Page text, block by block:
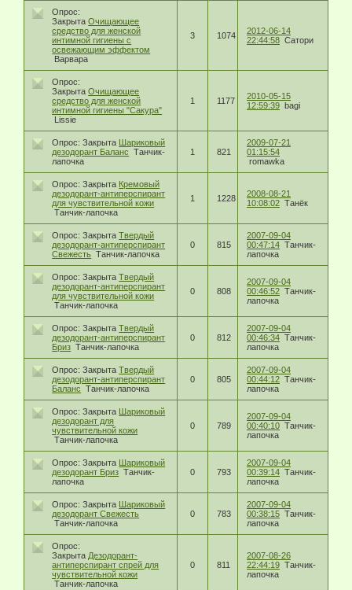
Опрос:
ЗакрытаОчищающее
средство для женской
интимной гигиены с
освежающим эффектом
Варвара
3 1074
2012-06-14
22:44:58 Сатори
Опрос:
ЗакрытаОчищающее
средство для женской
интимной гигиены "Сакура"
Lissie
1 1177
2010-05-15
12:59:39 bagi
Опрос: Закрыта Шариковый
дезодорант Баланс
Танчик-
лапочка
1 821
2009-07-21
01:15:54
romawka
Опрос: Закрыта Кремовый
дезодорант-антиперспирант
для чувствительной кожи
Танчик-лапочка
1 1228
2008-08-21
10:08:02 Танёк
Опрос: ЗакрытаТвердый
дезодорант-антиперспирант
Свежесть Танчик-лапочка
0 815
2007-09-04
00:47:14 Танчик-
лапочка
Опрос: ЗакрытаТвердый
дезодорант-антиперспирант
для чувствительной кожи
Танчик-лапочка
0 808
2007-09-04
00:46:52 Танчик-
лапочка
Опрос: ЗакрытаТвердый
дезодорант-антиперспирант
Бриз Танчик-лапочка
0 812
2007-09-04
00:46:34 Танчик-
лапочка
Опрос: ЗакрытаТвердый
дезодорант-антиперспирант
Баланс
Танчик-лапочка
0 805
2007-09-04
00:44:12 Танчик-
лапочка
Опрос: Закрыта Шариковый
дезодорант для
чувствительной кожи
Танчик-лапочка
0 789
2007-09-04
00:40:10 Танчик-
лапочка
Опрос: Закрыта Шариковый
дезодорант Бриз Танчик-
лапочка
0 793
2007-09-04
00:39:14 Танчик-
лапочка
Опрос: Закрыта Шариковый
дезодорант Свежесть
Танчик-лапочка
0 783
2007-09-04
00:38:15 Танчик-
лапочка
Опрос:
Закрыта Дезодорант-
антиперспирант спрей для
чувствительной кожи
Танчик-лапочка
0 811
2007-08-26
22:44:19 Танчик-
лапочка